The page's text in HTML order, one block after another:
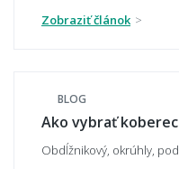
Ako vybrať správnu
Zobraziť článok
BLOG
Ako vybrať
Obdĺžnikový, okrúhly,